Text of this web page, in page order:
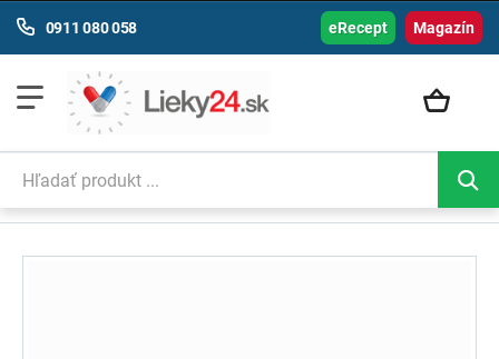
Magazín
0911 080 058 eRecept